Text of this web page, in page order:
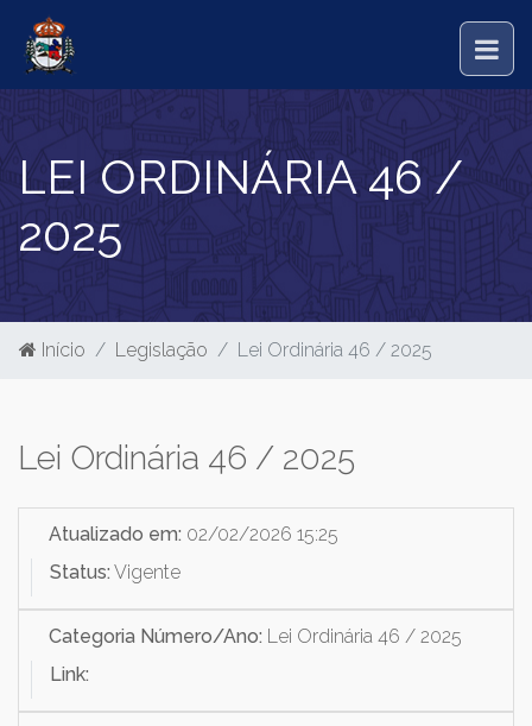
LEI ORDINÁRIA 46 /
2025
Início Legislação Lei Ordinária 46 / 2025
Lei Ordinária 46 / 2025
Atualizado em: 02/02/2026 15:25
Status: Vigente
Categoria Número/Ano: Lei Ordinária 46 / 2025
Link: